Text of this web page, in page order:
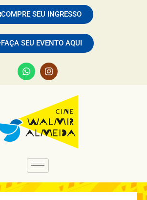
COMPRE SEU INGRESSO
FAÇA SEU EVENTO AQUI